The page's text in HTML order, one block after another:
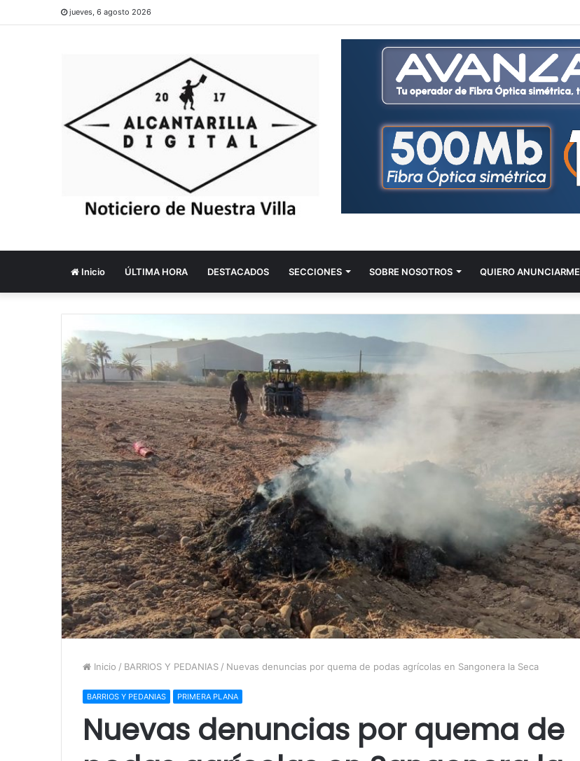
jueves, 6 agosto 2026
Inicio ÚLTIMA HORA DESTACADOS SECCIONES SOBRE NOSOTROS QUIERO ANUNCIARME
Inicio / BARRIOS Y PEDANIAS / Nuevas denuncias por quema de podas agrícolas en Sangonera la Seca
BARRIOS Y PEDANIAS PRIMERA PLANA
Nuevas denuncias por quema de